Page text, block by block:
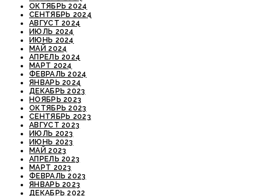
ОКТЯБРЬ 2024
СЕНТЯБРЬ 2024
АВГУСТ 2024
ИЮЛЬ 2024
ИЮНЬ 2024
МАЙ 2024
АПРЕЛЬ 2024
МАРТ 2024
ФЕВРАЛЬ 2024
ЯНВАРЬ 2024
ДЕКАБРЬ 2023
НОЯБРЬ 2023
ОКТЯБРЬ 2023
СЕНТЯБРЬ 2023
АВГУСТ 2023
ИЮЛЬ 2023
ИЮНЬ 2023
МАЙ 2023
АПРЕЛЬ 2023
МАРТ 2023
ФЕВРАЛЬ 2023
ЯНВАРЬ 2023
ДЕКАБРЬ 2022